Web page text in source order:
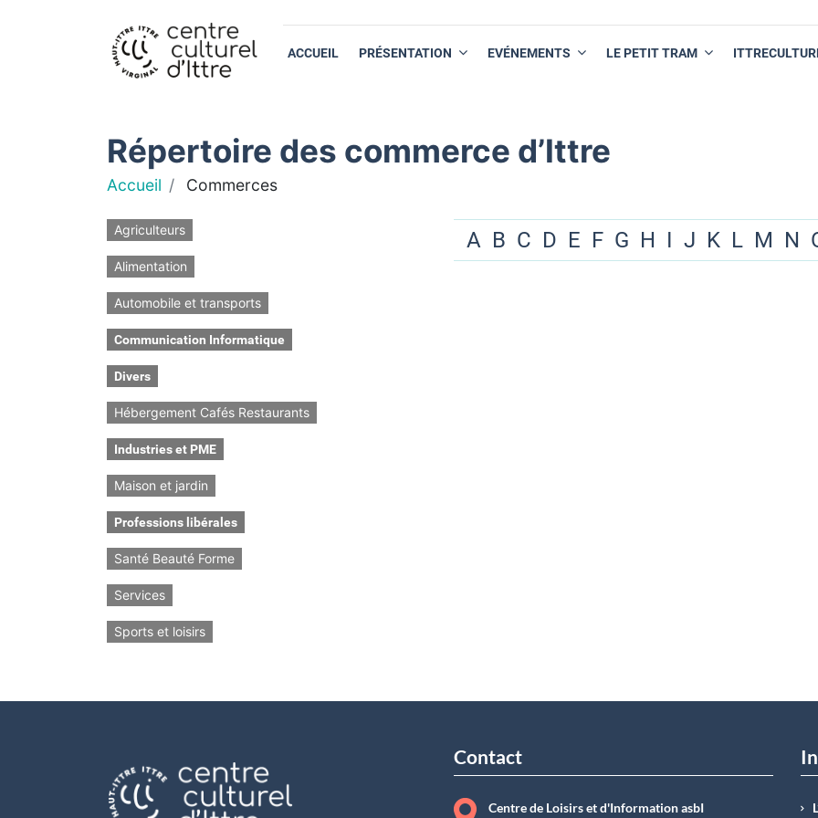
ACCUEIL PRÉSENTATION EVÉNEMENTS LE PETIT TRAM
Répertoire des commerce d’Ittre
Accueil Commerces
Agriculteurs
Alimentation
Automobile et transports
Communication Informatique
Divers
Hébergement Cafés Restaurants
Industries et PME
Maison et jardin
Professions libérales
Santé Beauté Forme
Services
Sports et loisirs
A B C D E F G H I J K L M N
Contact
Centre de Loisirs et d'Information asbI